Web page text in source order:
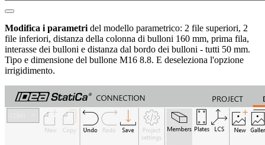
Modifica i parametri del modello parametrico: 2 file superiori, 2
file inferiori, distanza della colonna di bulloni 160 mm, prima fila,
interasse dei bulloni e distanza dal bordo dei bulloni - tutti 50 mm.
Tipo e dimensione del bullone M16 8.8. E deseleziona l'opzione
irrigidimento.